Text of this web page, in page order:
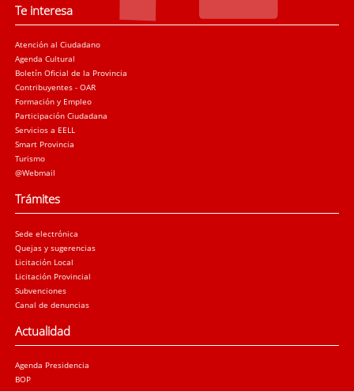
Te interesa
Atención al Ciudadano
Agenda Cultural
Boletín Oficial de la Provincia
Contribuyentes - OAR
Formación y Empleo
Participación Ciudadana
Servicios a EELL
Smart Provincia
Turismo
@Webmail
Trámites
Sede electrónica
Quejas y sugerencias
Licitación Local
Licitación Provincial
Subvenciones
Canal de denuncias
Actualidad
Agenda Presidencia
BOP